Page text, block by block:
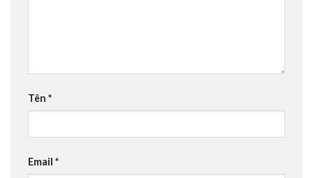
Tên *
Email *